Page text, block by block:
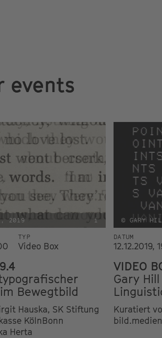
events
2019 i
TYP
Video Box
Bewegtbild
Hauska, SK Stiftung
KölnBonn
Herta
© GARY
DATUM
12.12.2019,
VIDEO
Gary
Kuratiert